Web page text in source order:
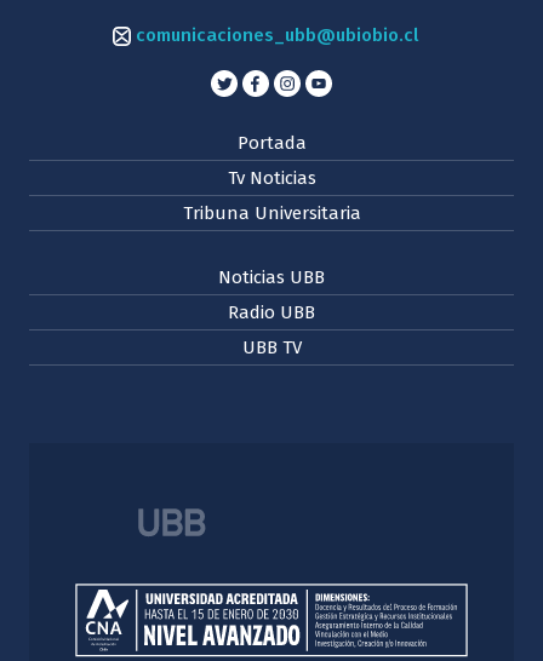
comunicaciones_ubb@ubiobio.cl
Portada
Tv Noticias
Tribuna Universitaria
Noticias UBB
Radio UBB
UBB TV